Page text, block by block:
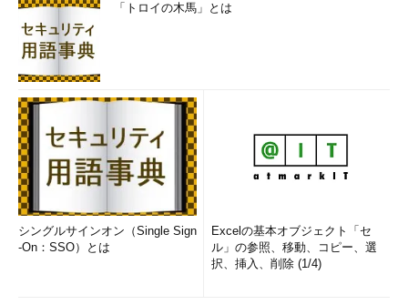
「トロイの木馬」とは
シングルサインオン（Single Sign
-On：SSO）とは
Excelの基本オブジェクト「セ
ル」の参照、移動、コピー、選
択、挿入、削除 (1/4)